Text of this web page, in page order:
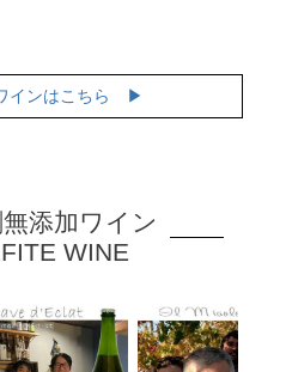
インはこちら ▶
添加ワイン
WINE